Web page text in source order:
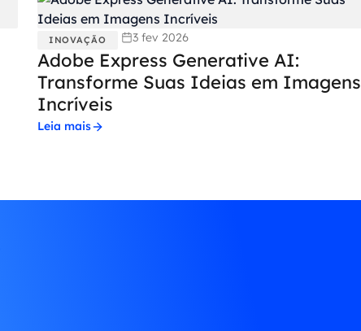
INOVAÇÃO 3 fev 2026
Adobe Express Generative AI:
Transforme Suas Ideias em Imagens
Incríveis
Leia mais